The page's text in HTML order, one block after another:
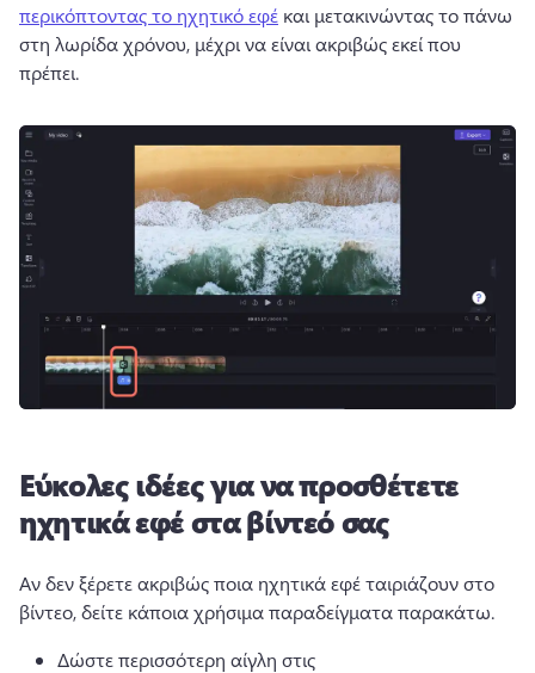
περικόπτοντας το ηχητικό εφέ και μετακινώντας το πάνω
στη λωρίδα χρόνου, μέχρι να είναι ακριβώς εκεί που
πρέπει.
Εύκολες ιδέες για να προσθέτετε
ηχητικά εφέ στα βίντεό σας
Αν δεν ξέρετε ακριβώς ποια ηχητικά εφέ ταιριάζουν στο
βίντεο, δείτε κάποια χρήσιμα παραδείγματα παρακάτω.
Δώστε περισσότερη αίγλη στις